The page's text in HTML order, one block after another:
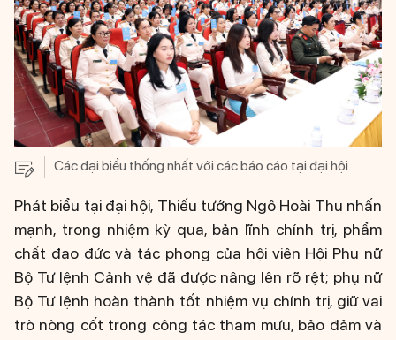
Các đại biểu thống nhất với các báo cáo tại đại hội.
Phát biểu tại đại hội, Thiếu tướng Ngô Hoài Thu nhấn
mạnh, trong nhiệm kỳ qua, bản lĩnh chính trị, phẩm
chất đạo đức và tác phong của hội viên Hội Phụ nữ
Bộ Tư lệnh Cảnh vệ đã được nâng lên rõ rệt; phụ nữ
Bộ Tư lệnh hoàn thành tốt nhiệm vụ chính trị, giữ vai
trò nòng cốt trong công tác tham mưu, bảo đảm và